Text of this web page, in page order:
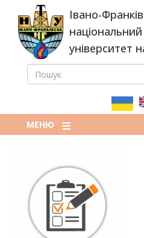
основного
вмісту
Івано-
університет
ПОШУКОВА
ПОШУК
МЕНЮ